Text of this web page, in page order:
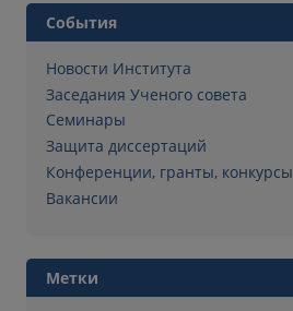
События
Новости Института
Заседания Ученого совета
Семинары
Защита диссертаций
Конференции, гранты, конкурсы
Вакансии
Метки